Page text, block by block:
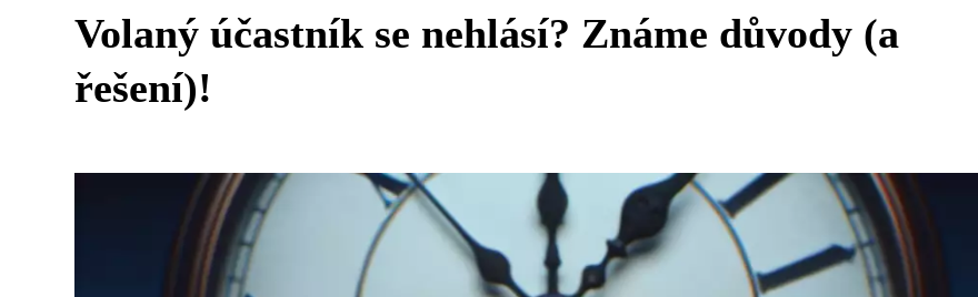
Volaný účastník se nehlásí? Známe důvody (a
řešení)!